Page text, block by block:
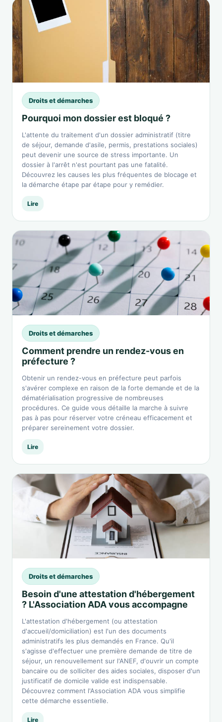
Droits et démarches
Pourquoi mon dossier est bloqué ?
L'attente du traitement d'un dossier administratif (titre
de séjour, demande d'asile, permis, prestations sociales)
peut devenir une source de stress importante. Un
dossier à l'arrêt n'est pourtant pas une fatalité.
Découvrez les causes les plus fréquentes de blocage et
la démarche étape par étape pour y remédier.
Lire
Droits et démarches
Comment prendre un rendez-vous en
préfecture ?
Obtenir un rendez-vous en préfecture peut parfois
s'avérer complexe en raison de la forte demande et de la
dématérialisation progressive de nombreuses
procédures. Ce guide vous détaille la marche à suivre
pas à pas pour réserver votre créneau efficacement et
préparer sereinement votre dossier.
Lire
Droits et démarches
Besoin d'une attestation d'hébergement
? L'Association ADA vous accompagne
L'attestation d'hébergement (ou attestation
d'accueil/domiciliation) est l'un des documents
administratifs les plus demandés en France. Qu'il
s'agisse d'effectuer une première demande de titre de
séjour, un renouvellement sur l'ANEF, d'ouvrir un compte
bancaire ou de solliciter des aides sociales, disposer d'un
justificatif de domicile valide est indispensable.
Découvrez comment l'Association ADA vous simplifie
cette démarche essentielle.
Lire